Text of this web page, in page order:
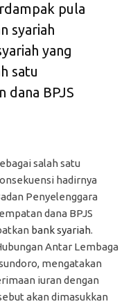
pula
syariah
yang
satu
BPJS
salah satu
hadirnya
Penyelenggara
dana BPJS
bank syariah.
Antar Lembaga
mengatakan
iuran dengan
akan dimasukkan